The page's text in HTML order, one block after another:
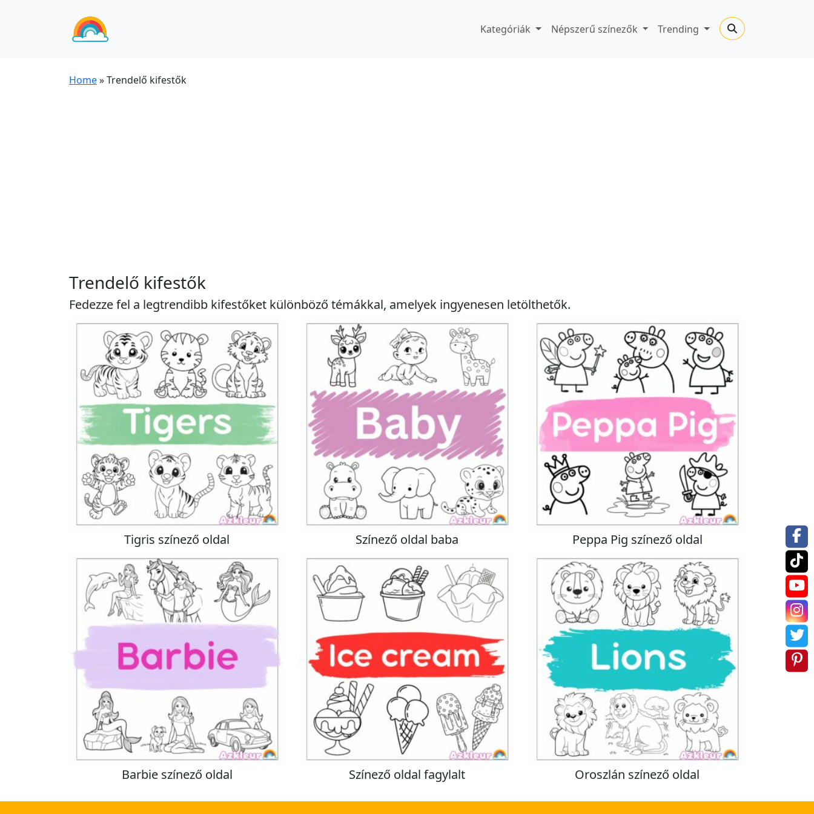
Kategóriák Népszerű színezők Trending
Home»Trendelő kifestők
Trendelő kifestők
Fedezze fel a legtrendibb kifestőket különböző témákkal, amelyek ingyenesen letölthetők.
Tigris színező oldal Színező oldal baba Peppa Pig színező oldal
Barbie színező oldal Színező oldal fagylalt Oroszlán színező oldal